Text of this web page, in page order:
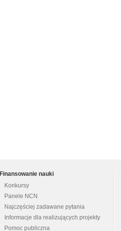
Finansowanie nauki
Konkursy
Panele NCN
Najczęściej zadawane pytania
Informacje dla realizujących projekty
Pomoc publiczna